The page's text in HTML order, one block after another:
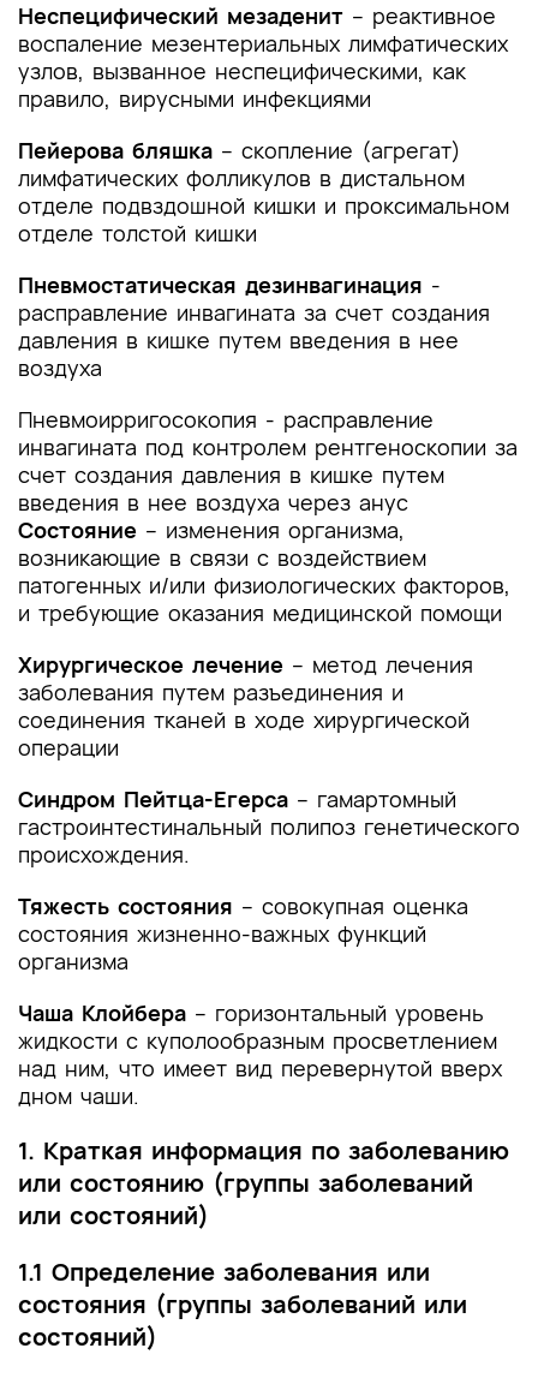
Неспецифический мезаденит – реактивное
воспаление мезентериальных лимфатических
узлов, вызванное неспецифическими, как
правило, вирусными инфекциями
Пейерова бляшка – скопление (агрегат)
лимфатических фолликулов в дистальном
отделе подвздошной кишки и проксимальном
отделе толстой кишки
Пневмостатическая дезинвагинация -
расправление инвагината за счет создания
давления в кишке путем введения в нее
воздуха
Пневмоирригосокопия - расправление
инвагината под контролем рентгеноскопии за
счет создания давления в кишке путем
введения в нее воздуха через анус
Состояние – изменения организма,
возникающие в связи с воздействием
патогенных и/или физиологических факторов,
и требующие оказания медицинской помощи
Хирургическое лечение – метод лечения
заболевания путем разъединения и
соединения тканей в ходе хирургической
операции
Синдром Пейтца-Егерса – гамартомный
гастроинтестинальный полипоз генетического
происхождения.
Тяжесть состояния – совокупная оценка
состояния жизненно-важных функций
организма
Чаша Клойбера – горизонтальный уровень
жидкости с куполообразным просветлением
над ним, что имеет вид перевернутой вверх
дном чаши.
1. Краткая информация по заболеванию
или состоянию (группы заболеваний
или состояний)
1.1 Определение заболевания или
состояния (группы заболеваний или
состояний)